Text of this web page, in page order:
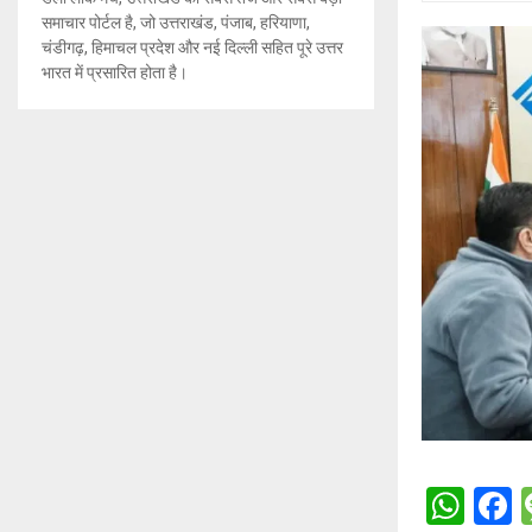
W F
समाचार पोर्टल है, जो उत्तराखंड, पंजाब, हरियाणा,
चंडीगढ़, हिमाचल प्रदेश और नई दिल्ली सहित पूरे उत्तर
भारत में प्रसारित होता है।